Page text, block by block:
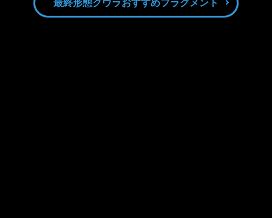
最終形態クウラおすすめフラグメント